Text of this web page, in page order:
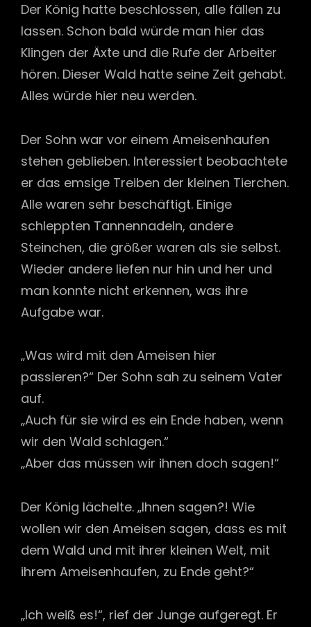
Der König hatte beschlossen, alle fällen zu
lassen. Schon bald würde man hier das
Klingen der Äxte und die Rufe der Arbeiter
hören. Dieser Wald hatte seine Zeit gehabt.
Alles würde hier neu werden.
Der Sohn war vor einem Ameisenhaufen
stehen geblieben. Interessiert beobachtete
er das emsige Treiben der kleinen Tierchen.
Alle waren sehr beschäftigt. Einige
schleppten Tannennadeln, andere
Steinchen, die größer waren als sie selbst.
Wieder andere liefen nur hin und her und
man konnte nicht erkennen, was ihre
Aufgabe war.
„Was wird mit den Ameisen hier
passieren?“ Der Sohn sah zu seinem Vater
auf.
„Auch für sie wird es ein Ende haben, wenn
wir den Wald schlagen.“
„Aber das müssen wir ihnen doch sagen!“
Der König lächelte. „Ihnen sagen?! Wie
wollen wir den Ameisen sagen, dass es mit
dem Wald und mit ihrer kleinen Welt, mit
ihrem Ameisenhaufen, zu Ende geht?“
„Ich weiß es!“, rief der Junge aufgeregt. Er